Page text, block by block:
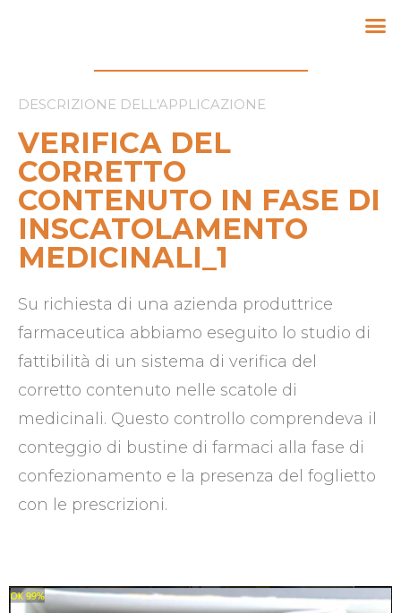
DESCRIZIONE DELL'APPLICAZIONE
VERIFICA DEL
CORRETTO
CONTENUTO IN FASE DI
INSCATOLAMENTO
MEDICINALI_1
Su richiesta di una azienda produttrice
farmaceutica abbiamo eseguito lo studio di
fattibilità di un sistema di verifica del
corretto contenuto nelle scatole di
medicinali. Questo controllo comprendeva il
conteggio di bustine di farmaci alla fase di
confezionamento e la presenza del foglietto
con le prescrizioni.